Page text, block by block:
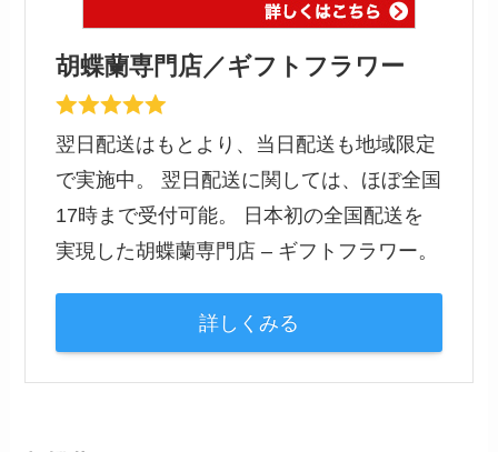
胡蝶蘭専門店／ギフトフラワー
翌日配送はもとより、当日配送も地域限定
で実施中。 翌日配送に関しては、ほぼ全国
17時まで受付可能。 日本初の全国配送を
実現した胡蝶蘭専門店 – ギフトフラワー。
詳しくみる